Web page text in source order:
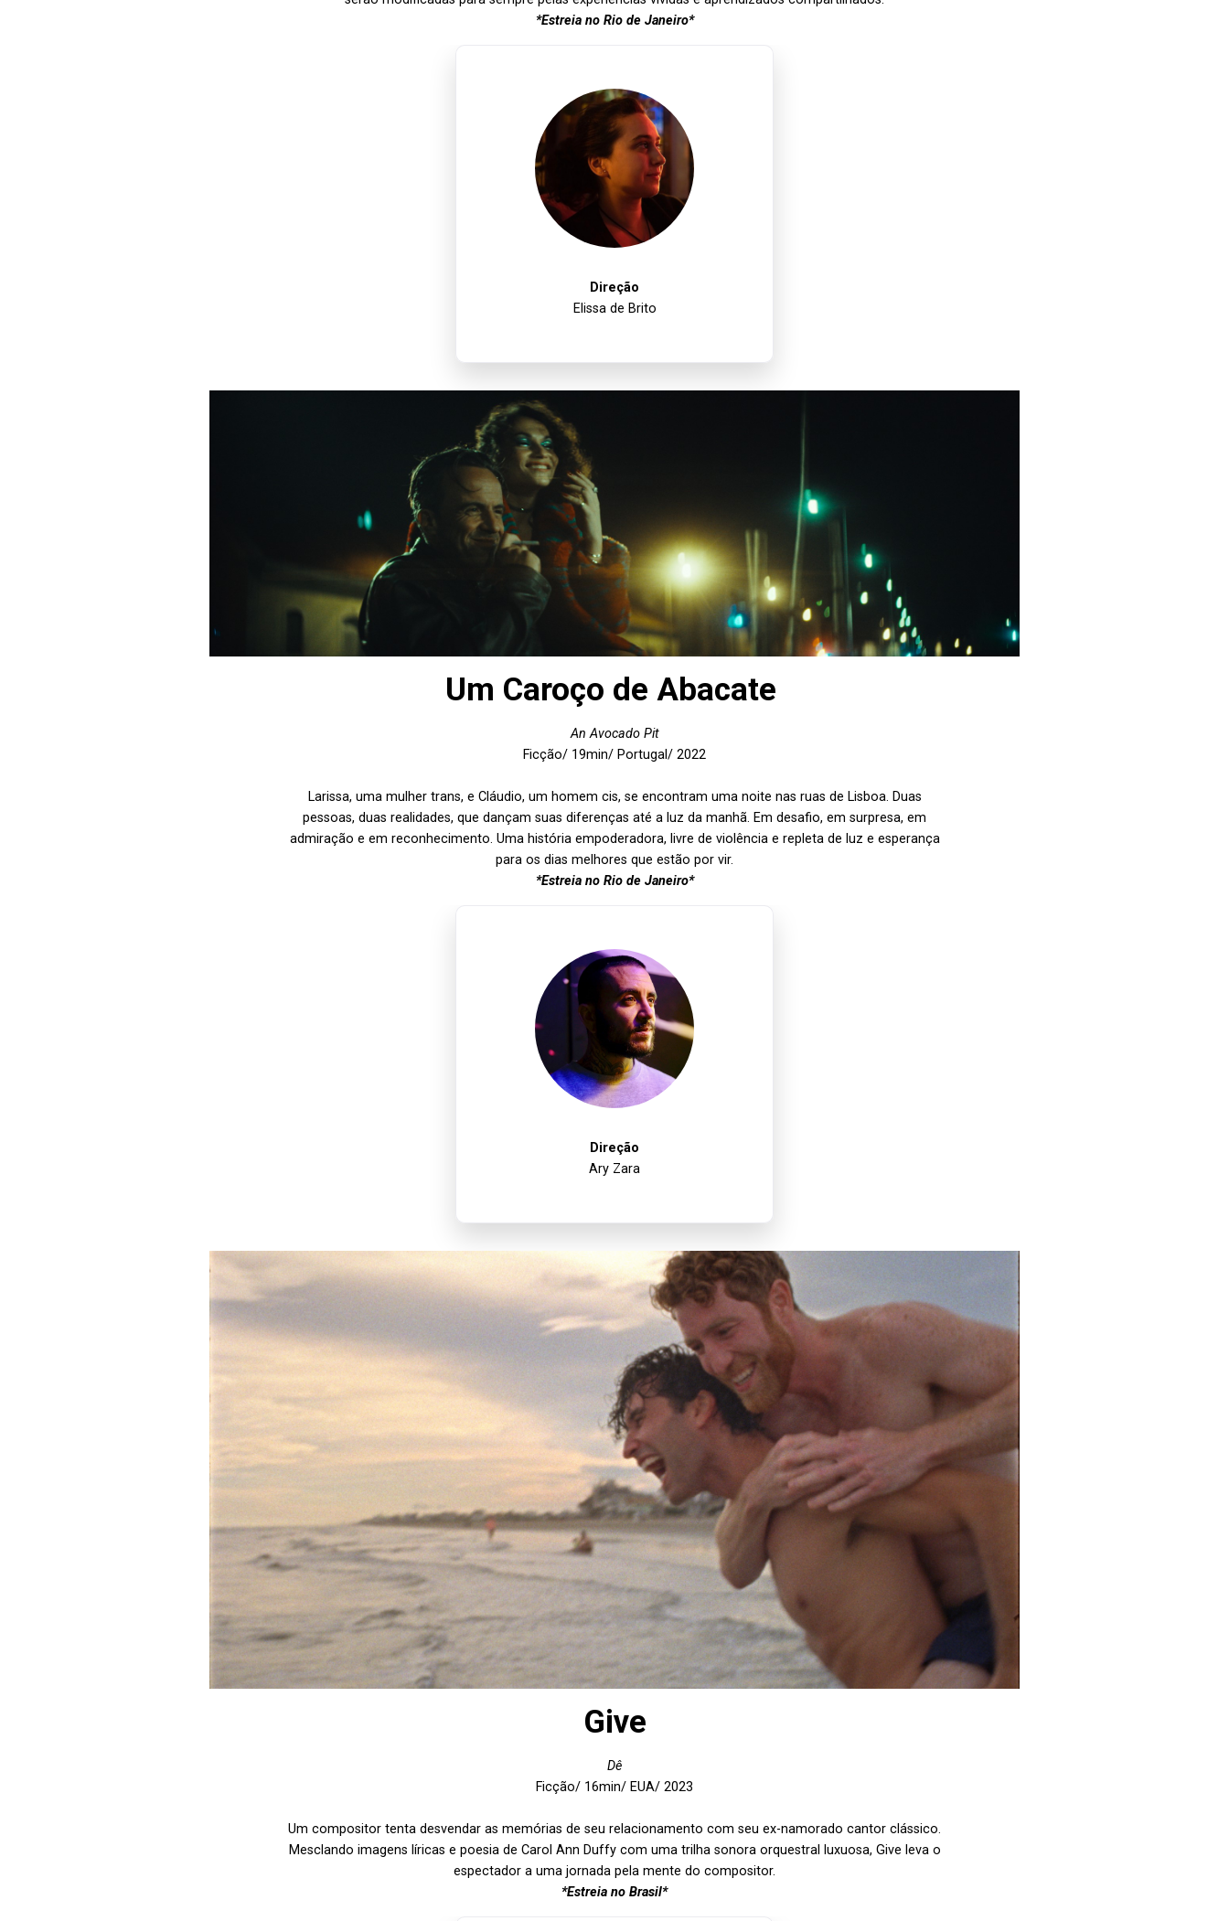
*Estreia no Rio de Janeiro*
Direção
Elissa de Brito
Um Caroço de Abacate
An Avocado Pit
Ficção/ 19min/ Portugal/ 2022
Larissa, uma mulher trans, e Cláudio, um homem cis, se encontram uma noite nas ruas de Lisboa. Duas
pessoas, duas realidades, que dançam suas diferenças até a luz da manhã. Em desafio, em surpresa, em
admiração e em reconhecimento. Uma história empoderadora, livre de violência e repleta de luz e esperança
para os dias melhores que estão por vir.
*Estreia no Rio de Janeiro*
Direção
Ary Zara
Give
Dê
Ficção/ 16min/ EUA/ 2023
Um compositor tenta desvendar as memórias de seu relacionamento com seu ex-namorado cantor clássico.
Mesclando imagens líricas e poesia de Carol Ann Duffy com uma trilha sonora orquestral luxuosa, Give leva o
espectador a uma jornada pela mente do compositor.
*Estreia no Brasil*